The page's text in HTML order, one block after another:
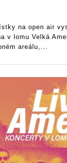
na open air
v lomu Velká
areálu,...